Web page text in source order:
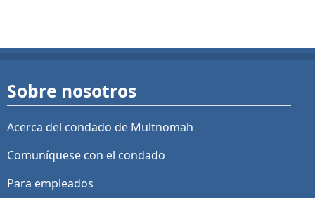
Sobre nosotros
Acerca del condado de Multnomah
Comuníquese con el condado
Para empleados